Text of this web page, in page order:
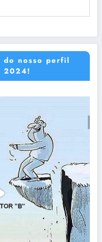
do nosso perfil
2024!